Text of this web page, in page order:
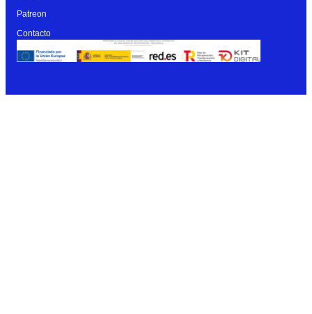
Patreon
Contacto